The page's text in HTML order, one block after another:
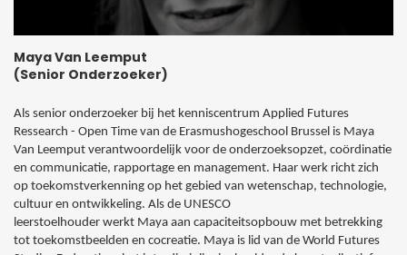
Maya Van Leemput
(Senior Onderzoeker)
Als senior onderzoeker bij het kenniscentrum Applied Futures
Ressearch - Open Time van de Erasmushogeschool Brussel is Maya
Van Leemput verantwoordelijk voor de onderzoeksopzet, coördinatie
en communicatie, rapportage en management. Haar werk richt zich
op toekomstverkenning op het gebied van wetenschap, technologie,
cultuur en ontwikkeling. Als de UNESCO
leerstoelhouder werkt Maya aan capaciteitsopbouw met betrekking
tot toekomstbeelden en cocreatie. Maya is lid van de World Futures